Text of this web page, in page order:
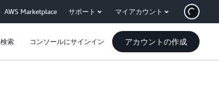
AWS Marketplace サポート マイアカウント
検索 コンソールにサインイン アカウントの作成